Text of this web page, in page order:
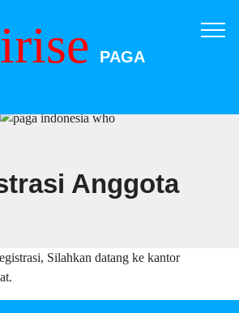
PAGA
Anggota
Silahkan datang ke kantor